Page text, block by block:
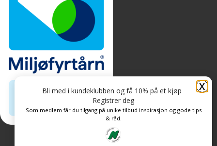
Personvern og informasjonskapsler
X
Bli med i kundeklubben og få 10% på et kjøp
Registrer deg
Som medlem får du tilgang på unike tilbud inspirasjon og gode tips
& råd.